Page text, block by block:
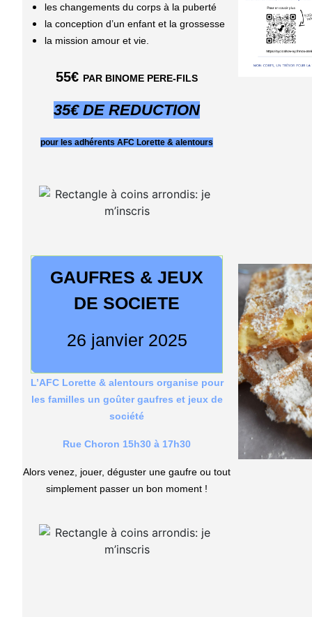
les changements du corps à la puberté
la conception d’un enfant et la grossesse
la mission amour et vie.
55€ PAR BINOME PERE-FILS
35€ DE REDUCTION
pour les adhérents AFC Lorette & alentours
GAUFRES & JEUX
DE SOCIETE
26 janvier 2025
L’AFC Lorette & alentours organise pour
les familles un goûter gaufres et jeux de
société
Rue Choron 15h30 à 17h30
Alors venez, jouer, déguster une gaufre ou tout
simplement passer un bon moment !